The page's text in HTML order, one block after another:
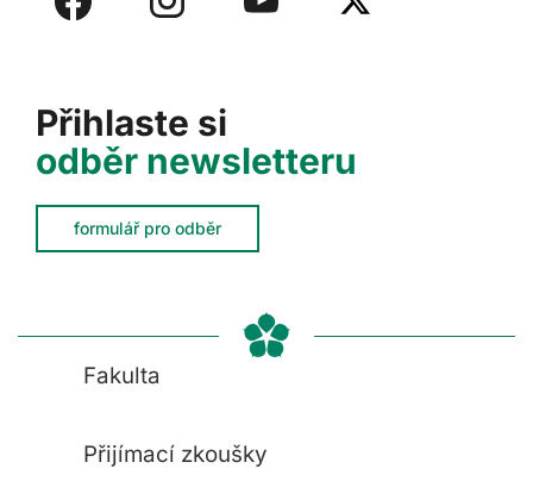
Přihlaste si
odběr newsletteru
formulář pro odběr
Fakulta
Přijímací zkoušky